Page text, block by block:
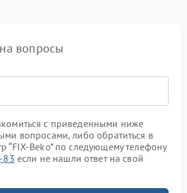
вопросы
с приведенными ниже
вопросами, либо обратиться в
“FIX-Beko” по следующему телефону
83 если не нашли ответ на свой